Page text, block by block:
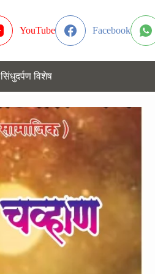
YouTube Facebook
सिंधुदर्पण विशेष